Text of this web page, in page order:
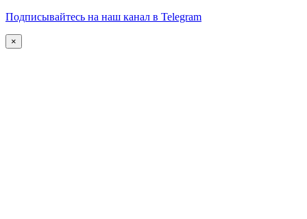
Подписывайтесь на наш канал в Telegram
×